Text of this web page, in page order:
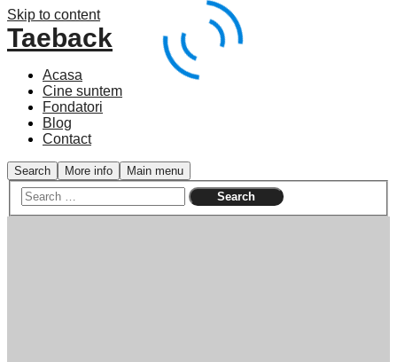
Skip to content
Taeback
Acasa
Cine suntem
Fondatori
Blog
Contact
Search More info Main menu